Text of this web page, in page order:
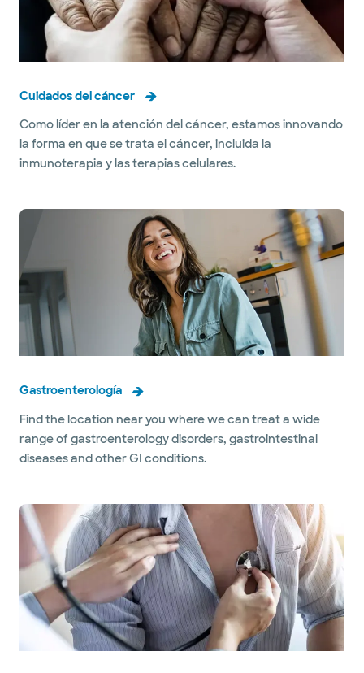
Cuidados del cáncer
Como líder en la atención del cáncer, estamos innovando
la forma en que se trata el cáncer, incluida la
inmunoterapia y las terapias celulares.
Gastroenterología
Find the location near you where we can treat a wide
range of gastroenterology disorders, gastrointestinal
diseases and other GI conditions.